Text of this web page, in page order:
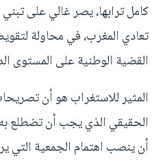
كامل ترابها، يصر غالي على
تعادي المغرب، في محاولة
القضية الوطنية على المستوى
المثير للاستغراب هو أن
الحقيقي الذي يجب أن تضطلع
أن ينصب اهتمام الجمعية التي